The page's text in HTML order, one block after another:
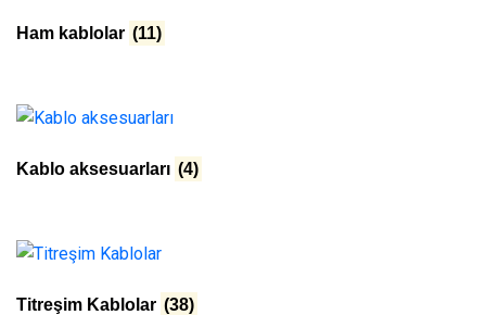
Ham kablolar (11)
Kablo aksesuarları (4)
Titreşim Kablolar (38)